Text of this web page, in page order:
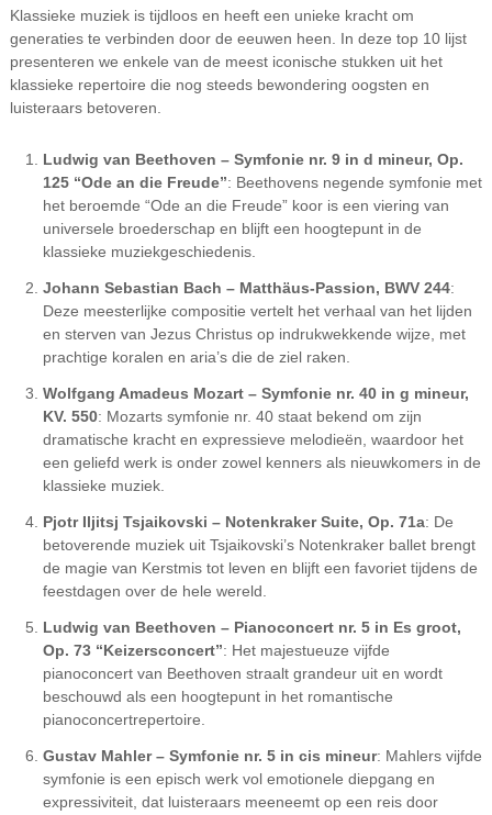
Klassieke muziek is tijdloos en heeft een unieke kracht om
generaties te verbinden door de eeuwen heen. In deze top 10 lijst
presenteren we enkele van de meest iconische stukken uit het
klassieke repertoire die nog steeds bewondering oogsten en
luisteraars betoveren.
Ludwig van Beethoven – Symfonie nr. 9 in d mineur, Op.
125 “Ode an die Freude”: Beethovens negende symfonie met
het beroemde “Ode an die Freude” koor is een viering van
universele broederschap en blijft een hoogtepunt in de
klassieke muziekgeschiedenis.
Johann Sebastian Bach – Matthäus-Passion, BWV 244:
Deze meesterlijke compositie vertelt het verhaal van het lijden
en sterven van Jezus Christus op indrukwekkende wijze, met
prachtige koralen en aria’s die de ziel raken.
Wolfgang Amadeus Mozart – Symfonie nr. 40 in g mineur,
KV. 550: Mozarts symfonie nr. 40 staat bekend om zijn
dramatische kracht en expressieve melodieën, waardoor het
een geliefd werk is onder zowel kenners als nieuwkomers in de
klassieke muziek.
Pjotr Iljitsj Tsjaikovski – Notenkraker Suite, Op. 71a: De
betoverende muziek uit Tsjaikovski’s Notenkraker ballet brengt
de magie van Kerstmis tot leven en blijft een favoriet tijdens de
feestdagen over de hele wereld.
Ludwig van Beethoven – Pianoconcert nr. 5 in Es groot,
Op. 73 “Keizersconcert”: Het majestueuze vijfde
pianoconcert van Beethoven straalt grandeur uit en wordt
beschouwd als een hoogtepunt in het romantische
pianoconcertrepertoire.
Gustav Mahler – Symfonie nr. 5 in cis mineur: Mahlers vijfde
symfonie is een episch werk vol emotionele diepgang en
expressiviteit, dat luisteraars meeneemt op een reis door